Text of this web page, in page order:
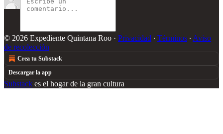
© 2026 Expediente Quintana Roo · Privacidad ∙ Términos ∙ Aviso
de recolección
Crea tu Substack
Descargar la app
Substack es el hogar de la gran cultura